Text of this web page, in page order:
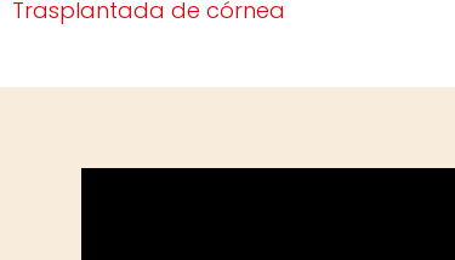
Trasplantada de córnea